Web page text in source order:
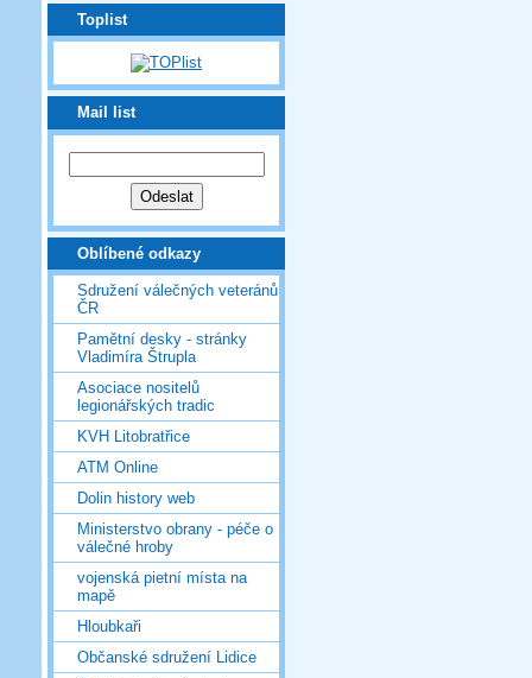
Toplist
Mail list
Oblíbené odkazy
Sdružení válečných veteránů
ČR
Pamětní desky - stránky
Vladimíra Štrupla
Asociace nositelů
legionářských tradic
KVH Litobratřice
ATM Online
Dolin history web
Ministerstvo obrany - péče o
válečné hroby
vojenská pietní místa na
mapě
Hloubkaři
Občanské sdružení Lidice